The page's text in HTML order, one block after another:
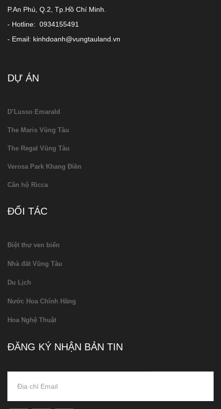
P.An Phú, Q.2, Tp.Hồ Chí Minh.
- Hotline: 0934155491
- Email: kinhdoanh@vungtauland.vn
DỰ ÁN
D’Lusso Emarald
The Maris Vũng Tàu
The Regal Vũng Tàu
Verosa Park Khang Điền
Căn hộ Ricca
ĐỐI TÁC
Biệt thự ven biển
Nhà đất Vũng Tàu
Du Lịch
Nước Hoa Chính Hãng
Hoa Nghệ Thuật
ĐĂNG KÝ NHẬN BẢN TIN